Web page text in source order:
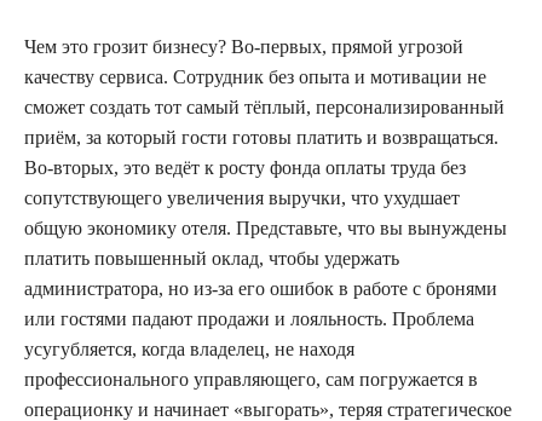
Чем это грозит бизнесу? Во-первых, прямой угрозой
качеству сервиса. Сотрудник без опыта и мотивации не
сможет создать тот самый тёплый, персонализированный
приём, за который гости готовы платить и возвращаться.
Во-вторых, это ведёт к росту фонда оплаты труда без
сопутствующего увеличения выручки, что ухудшает
общую экономику отеля. Представьте, что вы вынуждены
платить повышенный оклад, чтобы удержать
администратора, но из-за его ошибок в работе с бронями
или гостями падают продажи и лояльность. Проблема
усугубляется, когда владелец, не находя
профессионального управляющего, сам погружается в
операционку и начинает «выгорать», теряя стратегическое